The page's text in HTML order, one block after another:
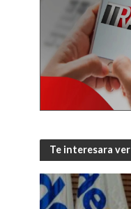
Te interesara ver